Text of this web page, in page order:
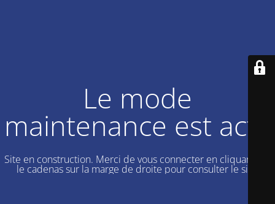
Le mode
maintenance est actif
Site en construction. Merci de vous connecter en cliquant sur
le cadenas sur la marge de droite pour consulter le site.